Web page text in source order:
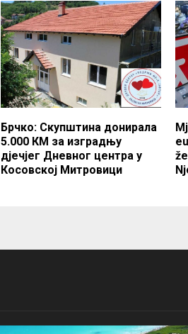
Брчко: Скупштина донирала
5.000 КМ за изградњу
дјечјег Дневног центра у
Косовској Митровици